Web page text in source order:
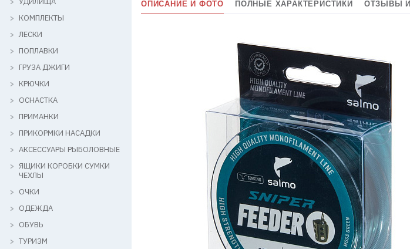
ЭЛЕКТРОННАЯ
ПАРОЛЬ
ВОЙТИ
ЗАБЫЛИ
КОМПЛЕКТЫ
ЛЕСКИ
ПОПЛАВКИ
ГРУЗА ДЖИГИ
КРЮЧКИ
ОСНАСТКА
ПРИМАНКИ
ПРИКОРМКИ НАСАДКИ
АКСЕССУАРЫ РЫБОЛОВНЫЕ
ЯЩИКИ КОРОБКИ СУМКИ
ЧЕХЛЫ
ОЧКИ
ОДЕЖДА
ОБУВЬ
ТУРИЗМ
ОПИСАНИЕ И ФОТО ПОЛНЫЕ ХАРАКТЕРИСТИКИ ОТЗЫВЫ